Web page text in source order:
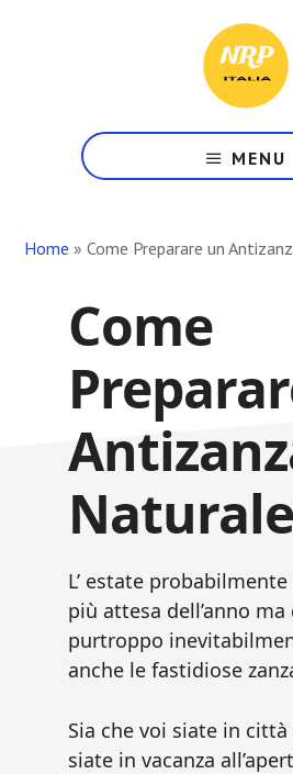
Tuo
Punto
in
MENU
Home »Come Preparare un
Come
Naturale
L’ estate
più attesa dell’anno ma
purtroppo
anche le fastidiose
Sia che voi siate in città
siate in vacanza